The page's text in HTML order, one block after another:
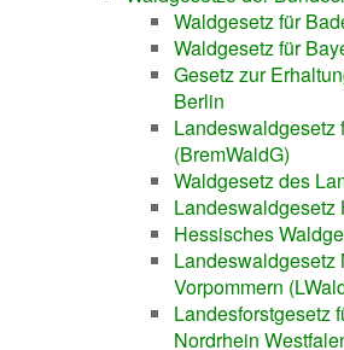
Waldgesetz für
Waldgesetz für
Gesetz zur
Berlin
Landeswaldgesetz
(BremWaldG)
Waldgesetz des
Landeswaldgesetz
Hessisches
Landeswaldgesetz
Vorpommern
Landesforstgesetz
Nordrhein